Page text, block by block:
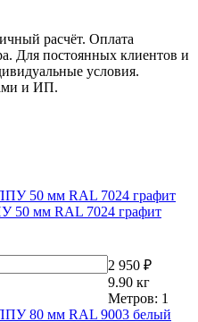
расчёт. Оплата
Для постоянных клиентов и
условия.
и ИП.
50 мм RAL 7024 графит
2 950 ₽
9.90 кг
Метров: 1